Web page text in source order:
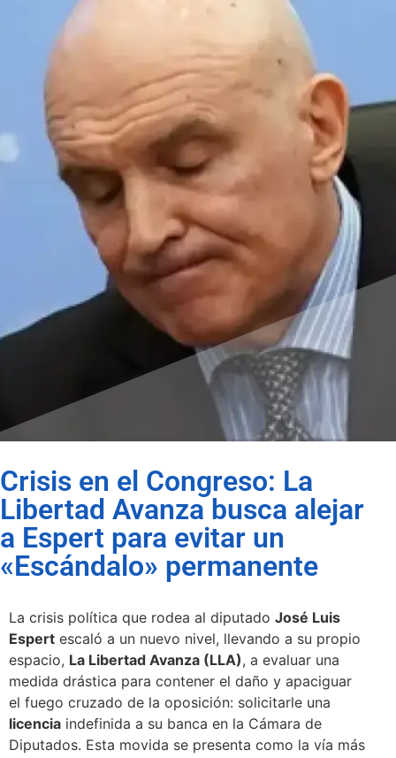
Crisis en el Congreso: La
Libertad Avanza busca alejar
a Espert para evitar un
«Escándalo» permanente
La crisis política que rodea al diputado José Luis
Espert escaló a un nuevo nivel, llevando a su propio
espacio, La Libertad Avanza (LLA), a evaluar una
medida drástica para contener el daño y apaciguar
el fuego cruzado de la oposición: solicitarle una
licencia indefinida a su banca en la Cámara de
Diputados. Esta movida se presenta como la vía más